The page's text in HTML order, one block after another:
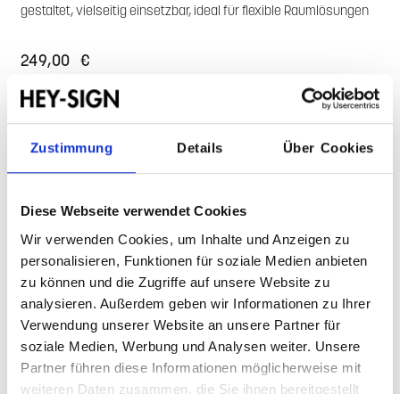
Zustimmung Details Über Cookies
Diese Webseite verwendet Cookies
Wir verwenden Cookies, um Inhalte und Anzeigen zu
personalisieren, Funktionen für soziale Medien anbieten
zu können und die Zugriffe auf unsere Website zu
analysieren. Außerdem geben wir Informationen zu Ihrer
Verwendung unserer Website an unsere Partner für
soziale Medien, Werbung und Analysen weiter. Unsere
Partner führen diese Informationen möglicherweise mit
weiteren Daten zusammen, die Sie ihnen bereitgestellt
gestaltet, vielseitig einsetzbar, ideal für flexible Raumlösungen
249,00 €
Lieferung innerhalb von 4-6 Wochen
249,00 €
Preise inkl. MwSt. zzgl. Versandkosten
Produkt Anzahl: Gib den gewünschten Wert ein oder
In den Warenkorb